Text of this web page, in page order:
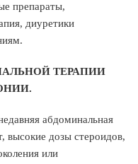
препараты,
диуретики
ТЕРАПИИ
абдоминальная
высокие дозы стероидов,
или